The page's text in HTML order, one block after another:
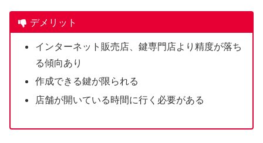
デメリット
インターネット販売店、鍵専門店より精度が落ち
る傾向あり
作成できる鍵が限られる
店舗が開いている時間に行く必要がある